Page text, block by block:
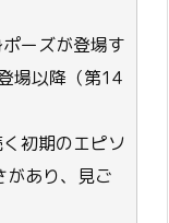
ーズが登場す
場以降（第14
初期のエピソ
があり、見ご